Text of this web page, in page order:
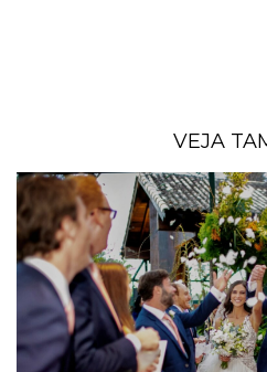
VEJA